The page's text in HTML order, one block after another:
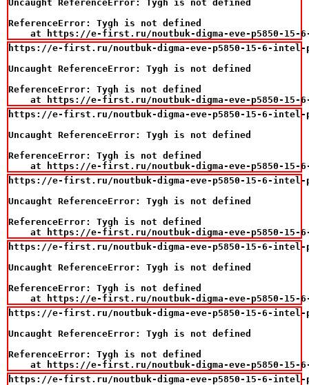
Uncaught ReferenceError: Tygh is not defined
ReferenceError: Tygh is not defined
at https://e-first.ru/noutbuk-digma-eve-p5850-
https://e-first.ru/noutbuk-digma-eve-p5850-15-6-intel-
Uncaught ReferenceError: Tygh is not defined
ReferenceError: Tygh is not defined
at https://e-first.ru/noutbuk-digma-eve-p5850-
https://e-first.ru/noutbuk-digma-eve-p5850-15-6-intel-
Uncaught ReferenceError: Tygh is not defined
ReferenceError: Tygh is not defined
at https://e-first.ru/noutbuk-digma-eve-p5850-
https://e-first.ru/noutbuk-digma-eve-p5850-15-6-intel-
Uncaught ReferenceError: Tygh is not defined
ReferenceError: Tygh is not defined
at https://e-first.ru/noutbuk-digma-eve-p5850-
https://e-first.ru/noutbuk-digma-eve-p5850-15-6-intel-
Uncaught ReferenceError: Tygh is not defined
ReferenceError: Tygh is not defined
at https://e-first.ru/noutbuk-digma-eve-p5850-
https://e-first.ru/noutbuk-digma-eve-p5850-15-6-intel-
Uncaught ReferenceError: Tygh is not defined
ReferenceError: Tygh is not defined
at https://e-first.ru/noutbuk-digma-eve-p5850-
https://e-first.ru/noutbuk-digma-eve-p5850-15-6-intel-